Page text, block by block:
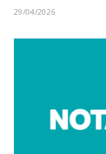
29/04/2026